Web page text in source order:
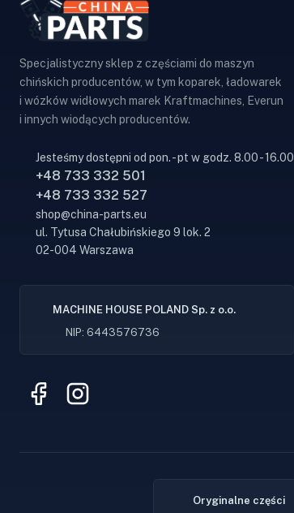
Specjalistyczny sklep z częściami do maszyn
chińskich producentów, w tym koparek, ładowarek
i wózków widłowych marek Kraftmachines, Everun
i innych wiodących producentów.
Jesteśmy dostępni od pon. - pt w godz. 8.00 - 16.00
+48 733 332 501
+48 733 332 527
shop@china-parts.eu
ul. Tytusa Chałubińskiego 9 lok. 2
02-004 Warszawa
MACHINE HOUSE POLAND Sp. z o.o.
NIP: 6443576736
Oryginalne części